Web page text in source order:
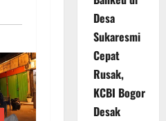
Desa
Sukaresmi
Cepat
Rusak,
KCBI Bogor
Desak